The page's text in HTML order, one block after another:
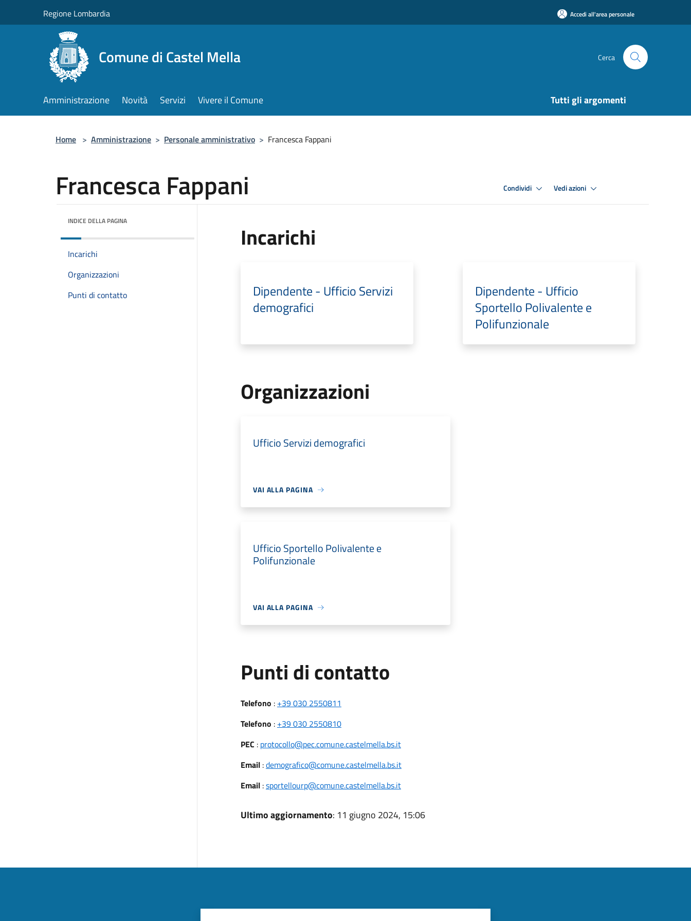
Regione Lombardia Accedi all'area personale
Comune di Castel Mella Cerca
Amministrazione Novità Servizi Vivere il Comune Tutti gli argomenti
Home > Amministrazione > Personale amministrativo > Francesca Fappani
Francesca Fappani Condividi Vedi azioni
INDICE DELLA PAGINA
Incarichi
Organizzazioni
Punti di contatto
Incarichi
Dipendente - Ufficio Servizi
demografici
Dipendente - Ufficio
Sportello Polivalente e
Polifunzionale
Organizzazioni
Ufficio Servizi demografici
VAI ALLA PAGINA
Ufficio Sportello Polivalente e
Polifunzionale
VAI ALLA PAGINA
Punti di contatto
Telefono : +39 030 2550811
Telefono : +39 030 2550810
PEC : protocollo@pec.comune.castelmella.bs.it
Email:demografico@comune.castelmella.bs.it
Email:sportellourp@comune.castelmella.bs.it
Ultimo aggiornamento: 11 giugno 2024, 15:06